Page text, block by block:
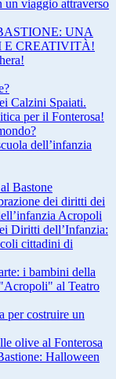
un viaggio attraverso
UNA
E CREATIVITÀ!
Calzini Spaiati.
per il Fonterosa!
dell’infanzia
Bastone
dei diritti dei
Acropoli
Diritti dell’Infanzia:
cittadini di
i bambini della
al Teatro
per costruire un
olive al Fonterosa
Halloween